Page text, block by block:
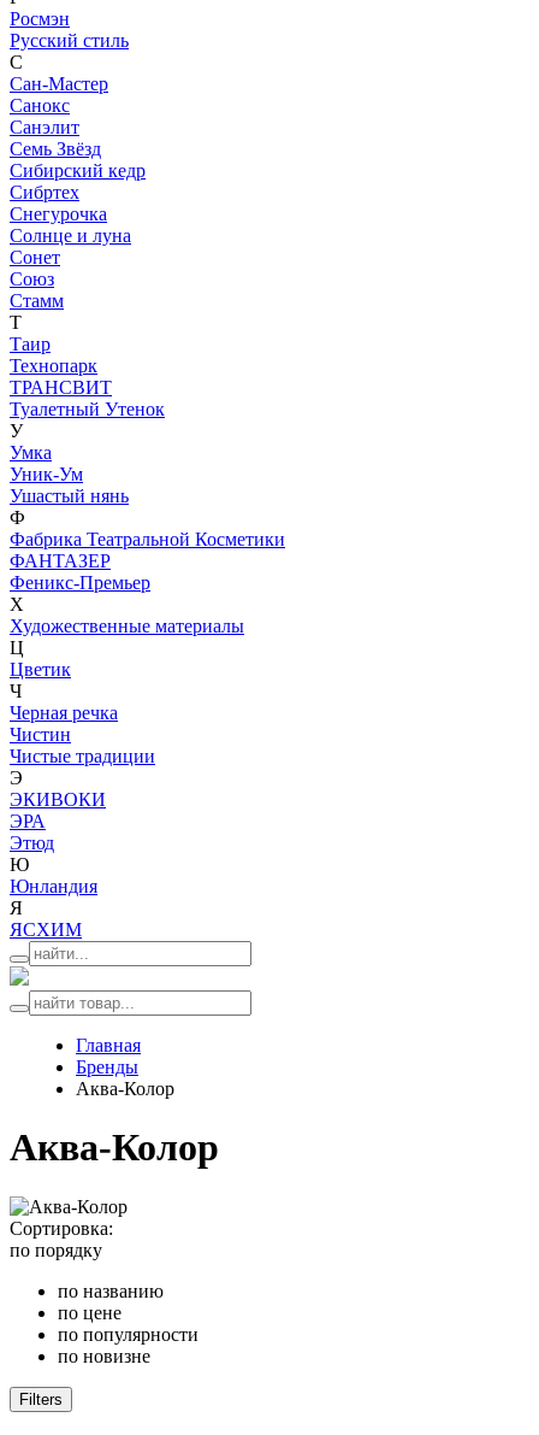
Росмэн
Русский стиль
С
Сан-Мастер
Санокс
Санэлит
Семь Звёзд
Сибирский кедр
Сибртех
Снегурочка
Солнце и луна
Сонет
Союз
Стамм
Т
Таир
Технопарк
ТРАНСВИТ
Туалетный Утенок
У
Умка
Уник-Ум
Ушастый нянь
Ф
Фабрика Театральной Косметики
ФАНТАЗЕР
Феникс-Премьер
Х
Художественные материалы
Ц
Цветик
Ч
Черная речка
Чистин
Чистые традиции
Э
ЭКИВОКИ
ЭРА
Этюд
Ю
Юнландия
Я
ЯСХИМ
Главная
Бренды
Аква-Колор
Аква-Колор
Сортировка:
по порядку
по названию
по цене
по популярности
по новизне
Filters